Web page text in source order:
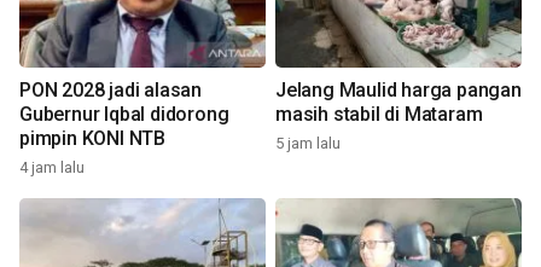
PON 2028 jadi alasan
Gubernur Iqbal didorong
pimpin KONI NTB
4 jam lalu
Jelang Maulid harga pangan
masih stabil di Mataram
5 jam lalu